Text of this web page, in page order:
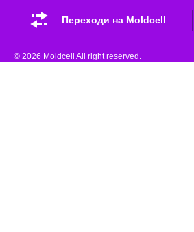
Переходи на Moldcell
© 2026 Moldcell All right reserved.